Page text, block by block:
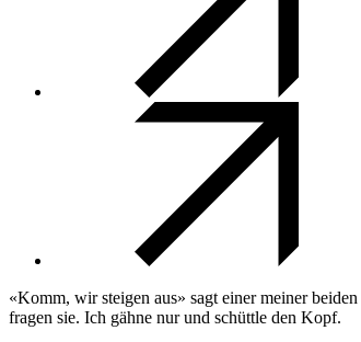
«Komm, wir steigen aus» sagt einer meiner
fragen sie. Ich gähne nur und schüttle den Kopf.